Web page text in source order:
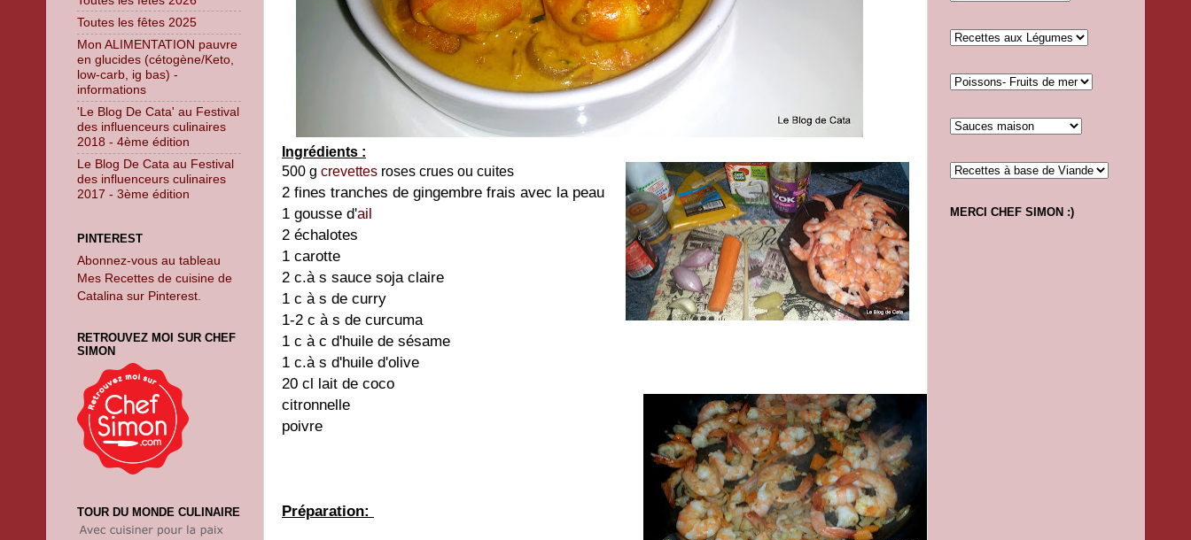
Ingrédients :
500 g crevettes roses crues ou cuites
2 fines tranches de gingembre frais avec la peau
1 gousse d'ail
2 échalotes
1 carotte
2 c.à s sauce soja claire
1 c à s de curry
1-2 c à s de curcuma
1 c à c d'huile de sésame
1 c.à s d'huile d'olive
20 cl lait de coco
citronnelle
poivre
Préparation:
Toutes les fêtes 2025
Mon ALIMENTATION pauvre
en glucides (cétogène/Keto,
low-carb, ig bas) -
informations
'Le Blog De Cata' au Festival
des influenceurs culinaires
2018 - 4ème édition
Le Blog De Cata au Festival
des influenceurs culinaires
2017 - 3ème édition
PINTEREST
Abonnez-vous au tableau
Mes Recettes de cuisine de
Catalina sur Pinterest.
RETROUVEZ MOI SUR CHEF
SIMON
TOUR DU MONDE CULINAIRE
MERCI CHEF SIMON :)